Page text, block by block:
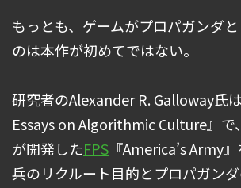
もっとも、ゲームがプロパガンダ
のは本作が初めてではない。
研究者のAlexander R. Galloway氏
Essays on Algorithmic Culture』で
が開発したFPS 『America’s Army
兵のリクルート目的とプロパガン